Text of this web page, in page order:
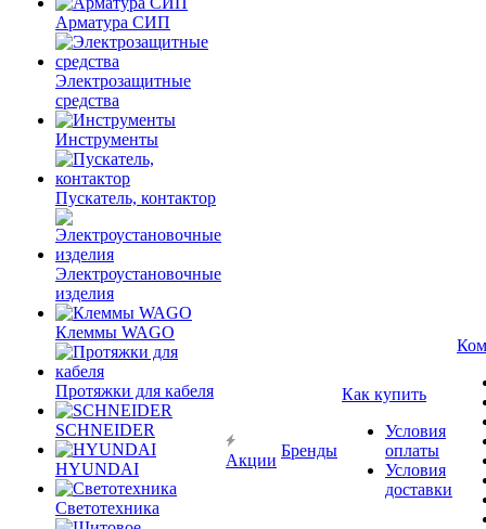
Арматура СИП
Электрозащитные
средства
Инструменты
Пускатель, контактор
Электроустановочные
изделия
Клеммы WAGO
Протяжки для кабеля
SCHNEIDER
HYUNDAI
Светотехника
Акции
Бренды
Как купить
Условия
оплаты
Условия
доставки